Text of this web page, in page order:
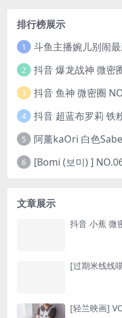
排行榜展示
1
2
3
4
5 阿薰kaOri 白色
6
文章展示
[过期米线线
[轻兰映画]